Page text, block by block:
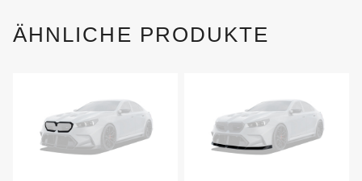
ÄHNLICHE PRODUKTE